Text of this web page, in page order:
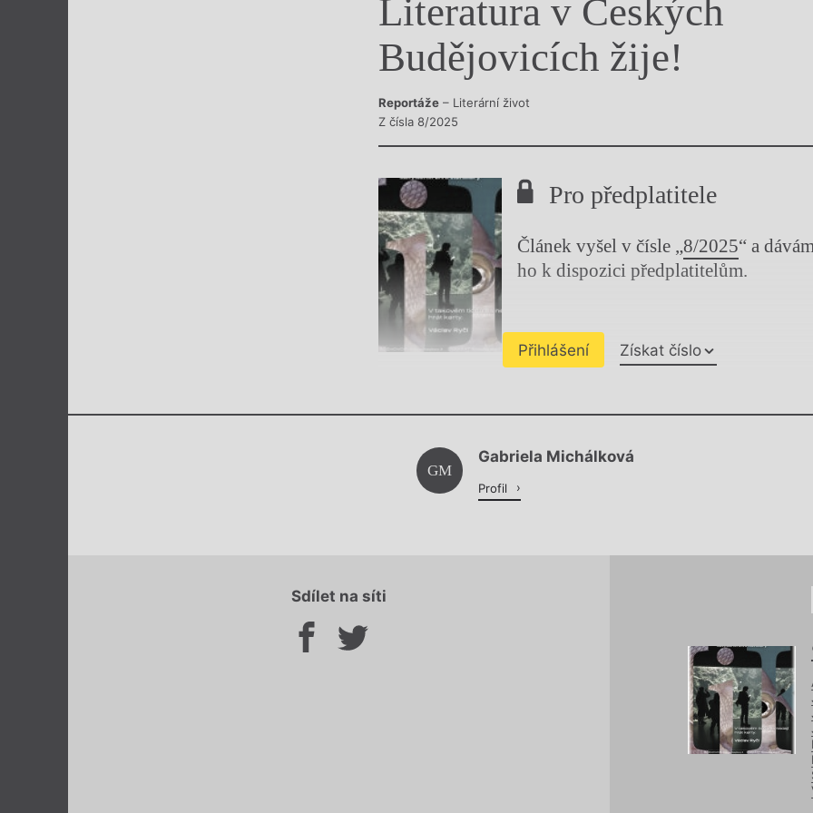
Výroční cenyLiteratura v Českých
Budějovicích žije!
Reportáže – Literární život
Z čísla 8/2025
Pro předplatitele
Článek vyšel v čísle „8/2025“ a
ho k dispozici předplatitelům.
Přihlášení Získat číslo
Chviličku.
GM
Gabriela Michálková
Profil
Sdílet na síti